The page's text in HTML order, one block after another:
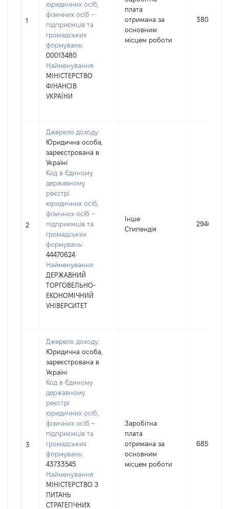
1
юридичних осіб,
фізичних осіб –
підприємців та
громадських
формувань:
00013480
Найменування:
МІНІСТЕРСТВО
ФІНАНСІВ
УКРАЇНИ
плата
отримана за
основним
місцем роботи
380516
2
Джерело доходу:
Юридична особа,
зареєстрована в
Україні
Код в Єдиному
державному
реєстрі
юридичних осіб,
фізичних осіб –
підприємців та
громадських
формувань:
44470624
Найменування:
ДЕРЖАВНИЙ
ТОРГОВЕЛЬНО-
ЕКОНОМІЧНИЙ
УНІВЕРСИТЕТ
Інше
Стипендія
29460
3
Джерело доходу:
Юридична особа,
зареєстрована в
Україні
Код в Єдиному
державному
реєстрі
юридичних осіб,
фізичних осіб –
підприємців та
громадських
формувань:
43733545
Найменування:
МІНІСТЕРСТВО З
ПИТАНЬ
СТРАТЕГІЧНИХ
Заробітна
плата
отримана за
основним
місцем роботи
685572